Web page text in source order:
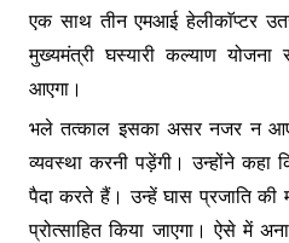
एक साथ तीन एमआई हेलीकाॅप्टर
मुख्यमंत्री घस्यारी कल्याण
आएगा।
भले तत्काल इसका असर नजर न
व्यवस्था करनी पड़ेंगी। उन्होंने कहा
पैदा करते हैं। उन्हें घास प्रजाति
प्रोत्साहित किया जाएगा। ऐसे में